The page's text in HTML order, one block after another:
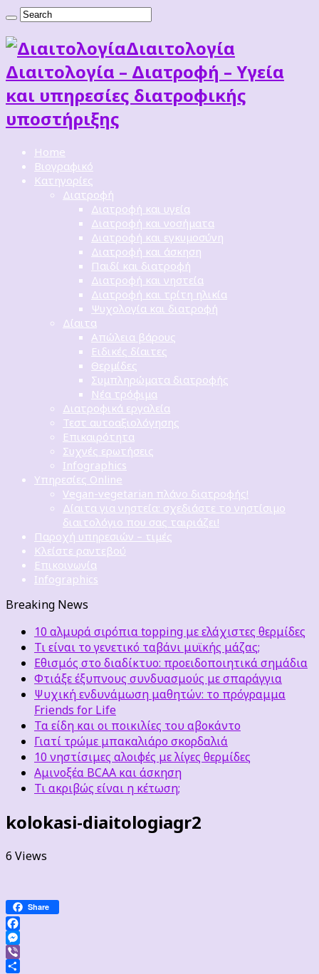
Διαιτoλογία
Διαιτολογία – Διατροφή – Υγεία
και υπηρεσίες διατροφικής
υποστήριξης
Home
Βιογραφικό
Κατηγορίες
Διατροφή
Διατροφή και υγεία
Διατροφή και νοσήματα
Διατροφή και εγκυμοσύνη
Διατροφή και άσκηση
Παιδί και διατροφή
Διατροφή και νηστεία
Διατροφή και τρίτη ηλικία
Ψυχολογία και διατροφή
Δίαιτα
Απώλεια βάρους
Ειδικές δίαιτες
Θερμίδες
Συμπληρώματα διατροφής
Νέα τρόφιμα
Διατροφικά εργαλεία
Τεστ αυτοαξιολόγησης
Επικαιρότητα
Συχνές ερωτήσεις
Infographics
Υπηρεσίες Online
Vegan-vegetarian πλάνο διατροφής!
Δίαιτα για νηστεία: σχεδιάστε το νηστίσιμο
διαιτολόγιο που σας ταιριάζει!
Παροχή υπηρεσιών – τιμές
Κλείστε ραντεβού
Επικοινωνία
Infographics
Breaking News
10 αλμυρά σιρόπια topping με ελάχιστες θερμίδες
Τι είναι το γενετικό ταβάνι μυϊκής μάζας;
Εθισμός στο διαδίκτυο: προειδοποιητικά σημάδια
Φτιάξε έξυπνους συνδυασμούς με σπαράγγια
Ψυχική ενδυνάμωση μαθητών: το πρόγραμμα
Friends for Life
Τα είδη και οι ποικιλίες του αβοκάντο
Γιατί τρώμε μπακαλιάρο σκορδαλιά
10 νηστίσιμες αλοιφές με λίγες θερμίδες
Αμινοξέα BCAA και άσκηση
Τι ακριβώς είναι η κέτωση;
kolokasi-diaitologiagr2
6 Views
Share
Facebook
Messenger
Viber